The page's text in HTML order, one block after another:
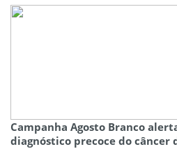
Campanha Agosto Branco
diagnóstico precoce do câncer